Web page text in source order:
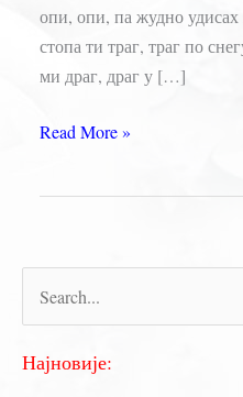
опи, опи, па жудно
стопа ти траг, траг по
ми драг, драг у […]
Десанка
–
Read More »
е
Најновије: